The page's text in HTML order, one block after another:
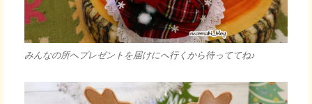
みんなの所へプレゼントを届けにへ行くから待っててね♪